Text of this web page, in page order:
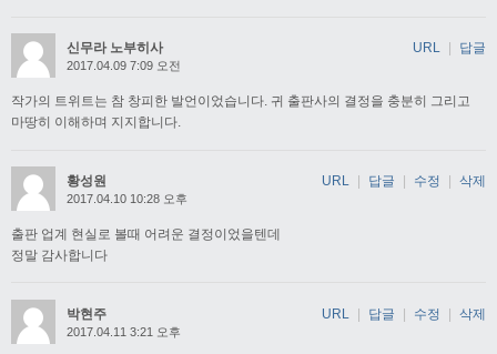
신무라 노부히사
2017.04.09 7:09 오전
작가의 트위트는 참 창피한 발언이었습니다. 귀 출판사의 결정을 충분히 그리고
마땅히 이해하며 지지합니다.
URL 답글
황성원
2017.04.10 10:28 오후
출판 업계 현실로 볼때 어려운 결정이었을텐데
정말 감사합니다
URL 답글 수정 삭제
박현주
2017.04.11 3:21 오후
URL | 답글 | 수정 | 삭제